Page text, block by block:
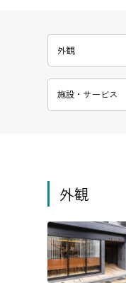
外観
施設・サービス
外観